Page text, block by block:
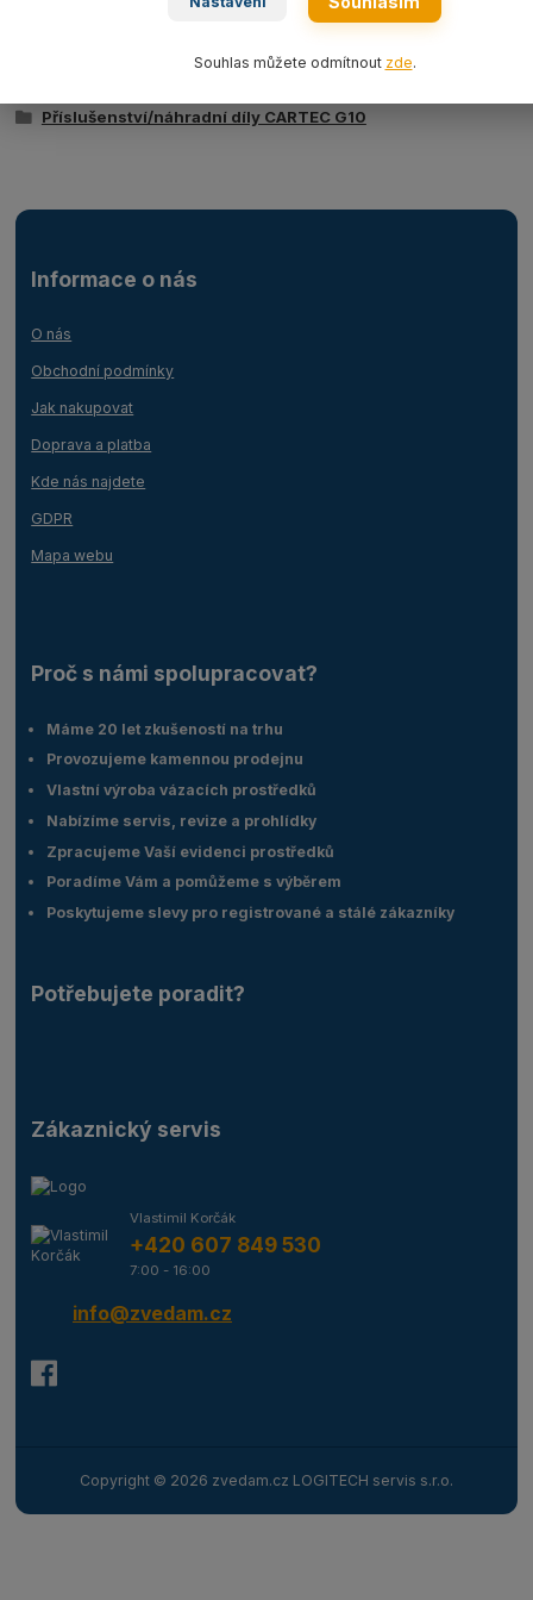
Příslušenství/náhradní díly CARTEC G10
Informace o nás
O nás
Obchodní podmínky
Jak nakupovat
Doprava a platba
Kde nás najdete
GDPR
Mapa webu
Proč s námi spolupracovat?
Máme 20 let zkušeností na trhu
Provozujeme kamennou prodejnu
Vlastní výroba vázacích prostředků
Nabízíme servis, revize a prohlídky
Zpracujeme Vaší evidenci prostředků
Poradíme Vám a pomůžeme s výběrem
Poskytujeme slevy pro registrované a stálé zákazníky
Potřebujete poradit?
Zákaznický servis
Vlastimil Korčák
+420 607 849 530
7:00 - 16:00
info@zvedam.cz
Copyright © 2026 zvedam.cz LOGITECH servis s.r.o.
Souhlas můžete odmítnout zde.